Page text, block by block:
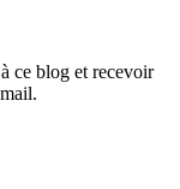
ce blog et recevoir